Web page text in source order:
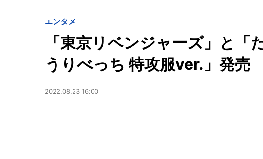
エンタメ
「東京リベンジャーズ」と
うりべっち 特攻服ver.」発売
2022.08.23 16:00